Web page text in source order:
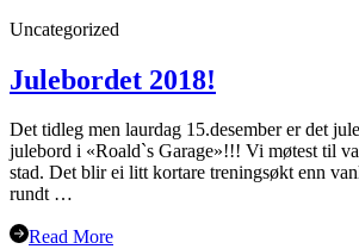
Uncategorized
Julebordet 2018!
Det tidleg men laurdag 15.desember er det
julebord i «Roald`s Garage»!!! Vi møtest til
stad. Det blir ei litt kortare treningsøkt enn
rundt …
Read More